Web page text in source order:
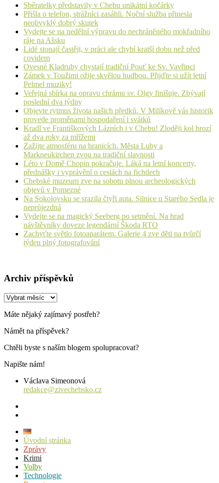
Sběratelky představily v Chebu unikátní kočárky
Přišla o telefon, strážníci zasáhli. Noční služba přinesla
neobvyklý dobrý skutek
Vydejte se na nedělní výpravu do nechráněného mokřadního
ráje na Ašsku
Lidé stonají častěji, v práci ale chybí kratší dobu než před
covidem
Ovesné Kladruby chystají tradiční Pouť ke Sv. Vavřinci
Zámek v Toužimi ožije skvělou hudbou. Přijďte si užít letní
Pelmel muziky!
Veřejná sbírka na opravu chrámu sv. Olgy finišuje. Zbývají
poslední dva týdny
Objevte rytmus života našich předků. V Milíkově vás historik
provede proměnami hospodaření i svátků
Kradl ve Františkových Lázních i v Chebu! Zloději kol hrozí
až dva roky za mřížemi
Zažijte atmosféru na hranicích. Města Luby a
Markneukirchen zvou na tradiční slavnosti
Léto v Domě Chopin pokračuje. Láká na letní koncerty,
přednášky i vyprávění o cestách na fichtlech
Chebské muzeum zve na sobotu plnou archeologických
objevů v Pomezné
Na Sokolovsku se srazila čtyři auta. Silnice u Starého Sedla je
neprůjezdná
Vydejte se na magický Seeberg po setmění. Na hrad
návštěvníky doveze legendární Škoda RTO
Zachyťte světlo fotoaparátem. Galerie 4 zve děti na tvůrčí
týden plný fotografování
Archiv příspěvků
Archiv
Máte nějaký zajímavý postřeh?
Námět na příspěvek?
Chtěli byste s naším blogem spolupracovat?
Napište nám!
Václava Simeonová
redakce@zivechebsko.cz
Úvodní stránka
Zprávy
Krimi
Volby
Technologie